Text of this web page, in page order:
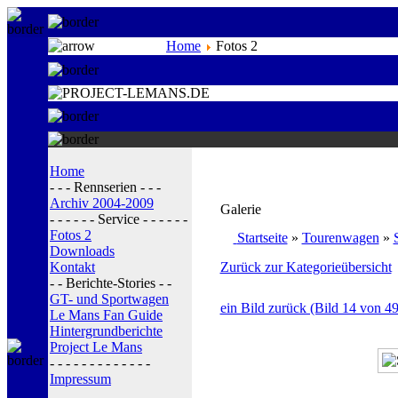
Home Fotos 2
Home
- - - Rennserien - - -
Archiv 2004-2009
- - - - - - Service - - - - - -
Fotos 2
Downloads
Kontakt
- - Berichte-Stories - -
GT- und Sportwagen
Le Mans Fan Guide
Hintergrundberichte
Project Le Mans
- - - - - - - - - - - - -
Impressum
Galerie
Startseite» Tourenwagen »
Zurück zur Kategorieübersicht
ein Bild zurück (Bild 14 von